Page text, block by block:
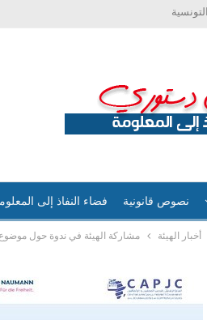
نصوص قانونية فضاء النفاذ إلى
أخبار الهيئة مشاركة الهيئة في ندوة حول